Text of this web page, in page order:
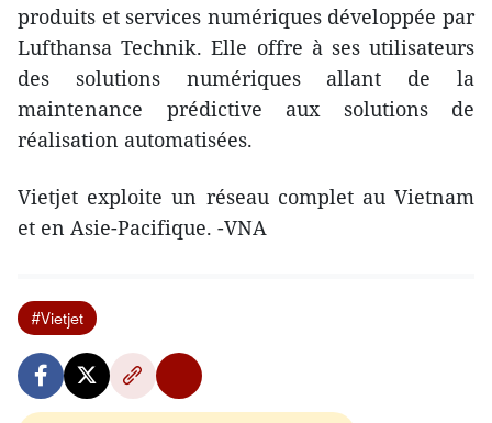
produits et services numériques développée par
Lufthansa Technik. Elle offre à ses utilisateurs
des solutions numériques allant de la
maintenance prédictive aux solutions de
réalisation automatisées.
Vietjet exploite un réseau complet au Vietnam
et en Asie-Pacifique. -VNA
#Vietjet